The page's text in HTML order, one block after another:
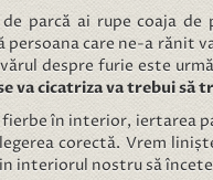
parcă ai rupe coaja de
persoana care ne-a rănit
despre furie este
va cicatriza va trebui să
în interior, iertarea
corectă. Vrem
interiorul nostru să